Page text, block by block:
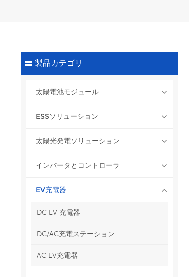
製品カテゴリ
太陽電池モジュール
ESSソリューション
太陽光発電ソリューション
インバータとコントローラ
EV充電器
DC EV 充電器
DC/AC充電ステーション
AC EV充電器